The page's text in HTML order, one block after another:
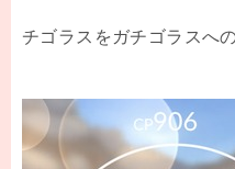
チゴラスをガチゴラスへ